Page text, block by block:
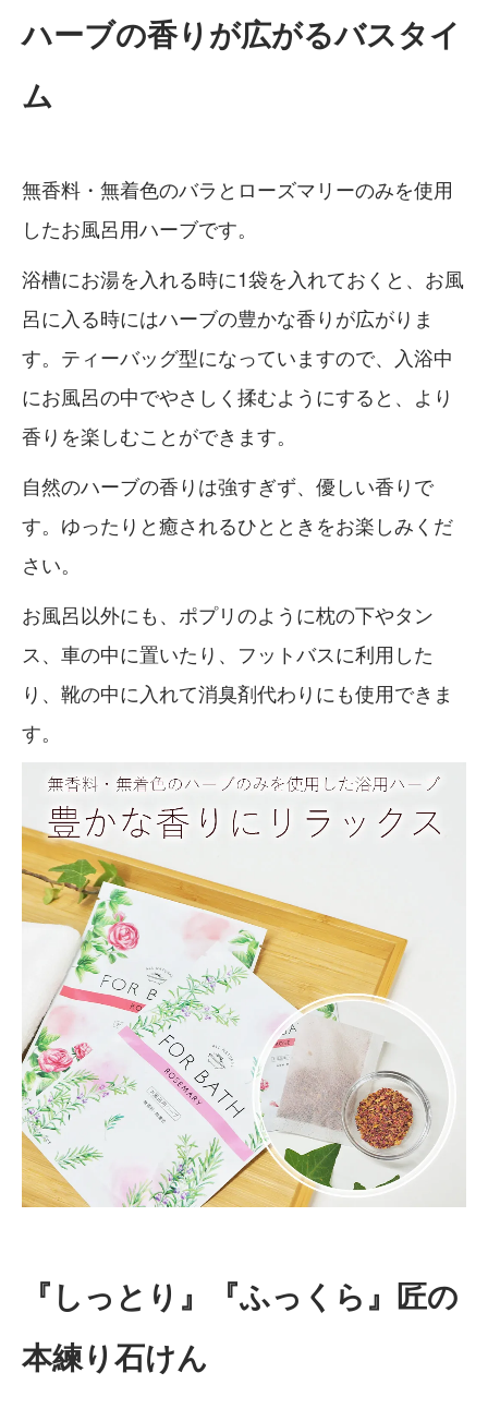
ハーブの香りが広がるバスタイ
ム
無香料・無着色のバラとローズマリーのみを使用
したお風呂用ハーブです。
浴槽にお湯を入れる時に1袋を入れておくと、お風
呂に入る時にはハーブの豊かな香りが広がりま
す。ティーバッグ型になっていますので、入浴中
にお風呂の中でやさしく揉むようにすると、より
香りを楽しむことができます。
自然のハーブの香りは強すぎず、優しい香りで
す。ゆったりと癒されるひとときをお楽しみくだ
さい。
お風呂以外にも、ポプリのように枕の下やタン
ス、車の中に置いたり、フットバスに利用した
り、靴の中に入れて消臭剤代わりにも使用できま
す。
『しっとり』『ふっくら』匠の
本練り石けん